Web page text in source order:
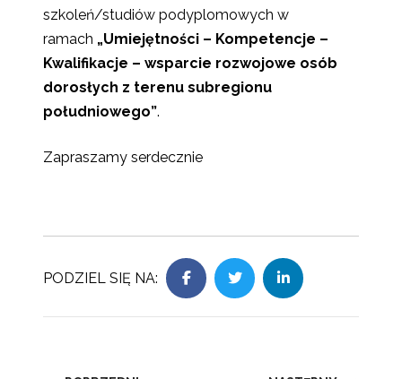
szkoleń/studiów podyplomowych w
ramach „Umiejętności – Kompetencje –
Kwalifikacje – wsparcie rozwojowe osób
dorosłych z terenu subregionu
południowego”.
Zapraszamy serdecznie
PODZIEL SIĘ NA: